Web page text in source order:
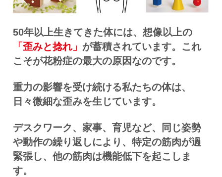
50年以上生きてきた体には、想像以上の
「歪みと捻れ」 が蓄積されています。これ
こそが花粉症の最大の原因なのです。
重力の影響を受け続ける私たちの体は、
日々微細な歪みを生じています。
デスクワーク、家事、育児など、同じ姿勢
や動作の繰り返しにより、特定の筋肉が過
緊張し、他の筋肉は機能低下を起こしま
す。